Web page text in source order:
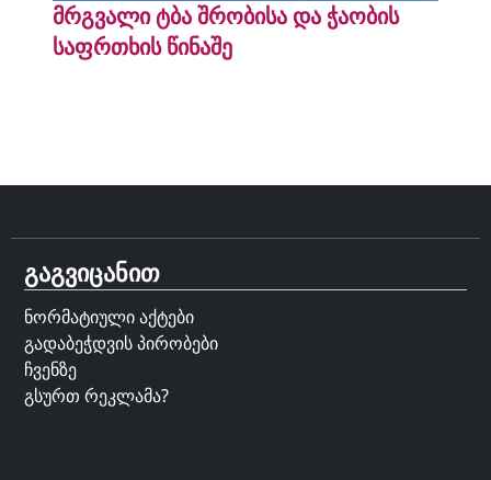
მრგვალი ტბა შრობისა და ჭაობის
საფრთხის წინაშე
გაგვიცანით
ნორმატიული აქტები
გადაბეჭდვის პირობები
ჩვენზე
გსურთ რეკლამა?